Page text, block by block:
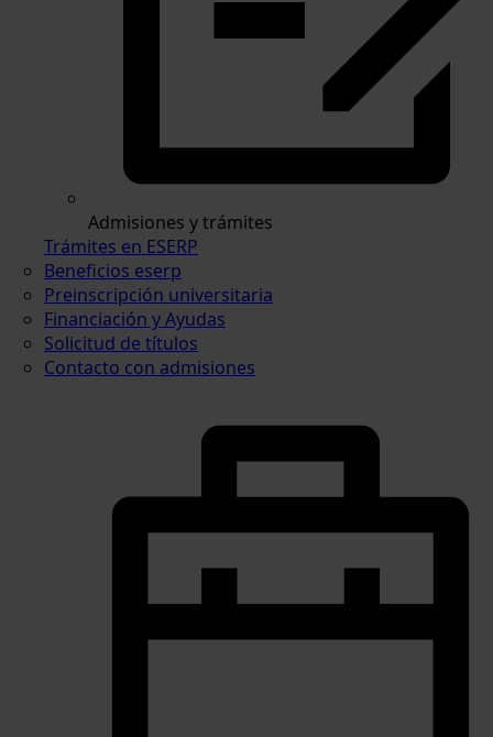
Admisiones y trámites
Trámites en ESERP
Beneficios eserp
Preinscripción universitaria
Financiación y Ayudas
Solicitud de títulos
Contacto con admisiones